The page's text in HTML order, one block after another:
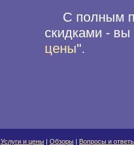
С полным
скидками - вы
цены".
Услуги и цены | Обзоры | Вопросы и